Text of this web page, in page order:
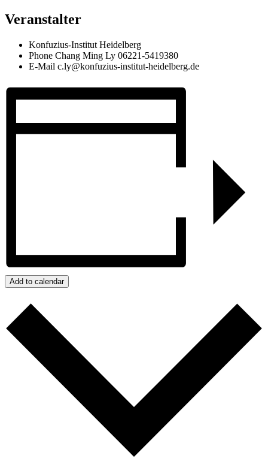
Veranstalter
Konfuzius-Institut Heidelberg
Phone Chang Ming Ly 06221-5419380
E-Mail c.ly@konfuzius-institut-heidelberg.de
Add to calendar